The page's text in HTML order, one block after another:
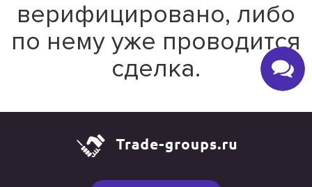
верифицировано, либо
по нему уже проводится
сделка.